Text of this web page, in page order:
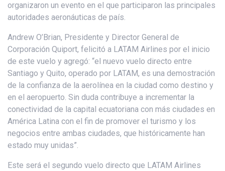
organizaron un evento en el que participaron las principales
autoridades aeronáuticas de país.
Andrew O’Brian, Presidente y Director General de
Corporación Quiport, felicitó a LATAM Airlines por el inicio
de este vuelo y agregó: “el nuevo vuelo directo entre
Santiago y Quito, operado por LATAM, es una demostración
de la confianza de la aerolínea en la ciudad como destino y
en el aeropuerto. Sin duda contribuye a incrementar la
conectividad de la capital ecuatoriana con más ciudades en
América Latina con el fin de promover el turismo y los
negocios entre ambas ciudades, que históricamente han
estado muy unidas”.
Este será el segundo vuelo directo que LATAM Airlines